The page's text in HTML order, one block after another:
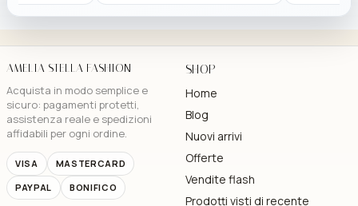
AMELIA STELLA FASHION
Acquista in modo semplice e
sicuro: pagamenti protetti,
assistenza reale e spedizioni
affidabili per ogni ordine.
VISA
MASTERCARD
PAYPAL
BONIFICO
SHOP
Home
Blog
Nuovi arrivi
Offerte
Vendite flash
Prodotti visti di recente